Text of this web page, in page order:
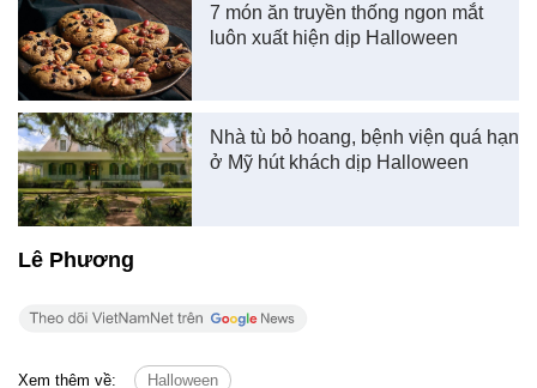
7 món ăn truyền thống ngon mắt
luôn xuất hiện dịp Halloween
Nhà tù bỏ hoang, bệnh viện quá hạn
ở Mỹ hút khách dịp Halloween
Lê Phương
Xem thêm về: Halloween